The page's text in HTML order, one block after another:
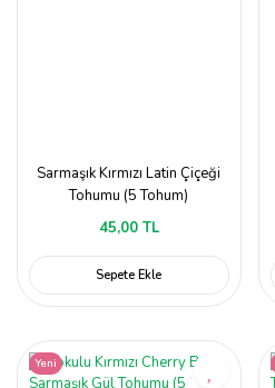
Sarmaşık Kırmızı Latin Çiçeği
Tohumu (5 Tohum)
45,00 TL
Sepete Ekle
Yeni